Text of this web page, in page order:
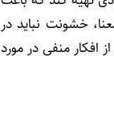
خشونت نباید در
افکار منفی در مورد